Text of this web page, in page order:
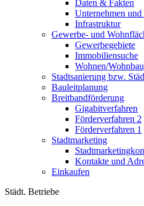
Daten & Fakten
Unternehmen und
Infrastruktur
Gewerbe- und
Gewerbegebiete
Immobiliensuche
Wohnen/
Stadtsanierung bzw.
Bauleitplanung
Breitbandförderung
Gigabitverfahren
Förderverfahren 2
Förderverfahren 1
Stadtmarketing
Kontakte und
Einkaufen
Städt. Betriebe